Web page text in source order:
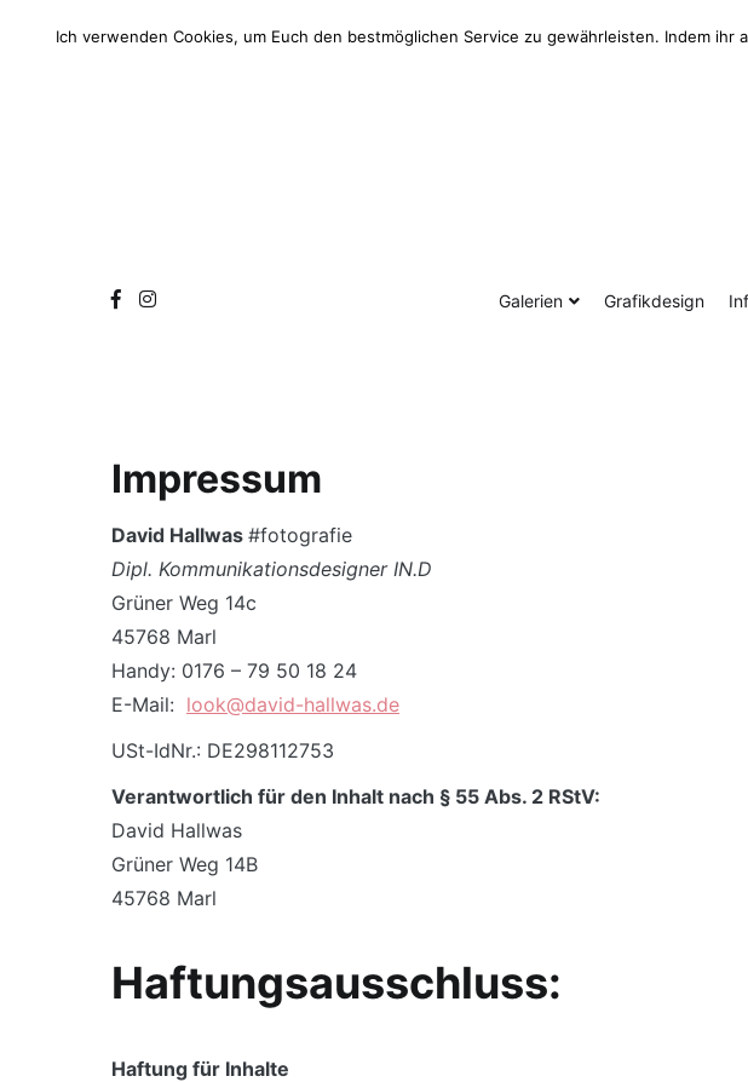
Galerien Grafikdesign
Impressum
David Hallwas #fotografie
Dipl. Kommunikationsdesigner IN.D
Grüner Weg 14c
45768 Marl
Handy: 0176 – 79 50 18 24
E-Mail: look@david-hallwas.de
USt-IdNr.: DE298112753
Verantwortlich für den Inhalt nach § 55 Abs. 2 RStV:
David Hallwas
Grüner Weg 14B
45768 Marl
Haftungsausschluss:
Haftung für Inhalte
Ich verwenden Cookies, um Euch den bestmöglichen Service zu gewährleisten. Indem